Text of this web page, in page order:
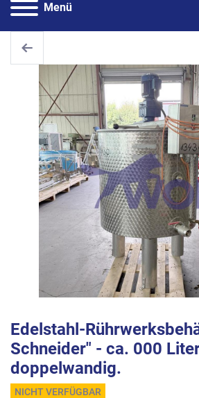
Menü
Edelstahl-
Schneider" - ca. 000
doppelwandig.
NICHT VERFÜGBAR